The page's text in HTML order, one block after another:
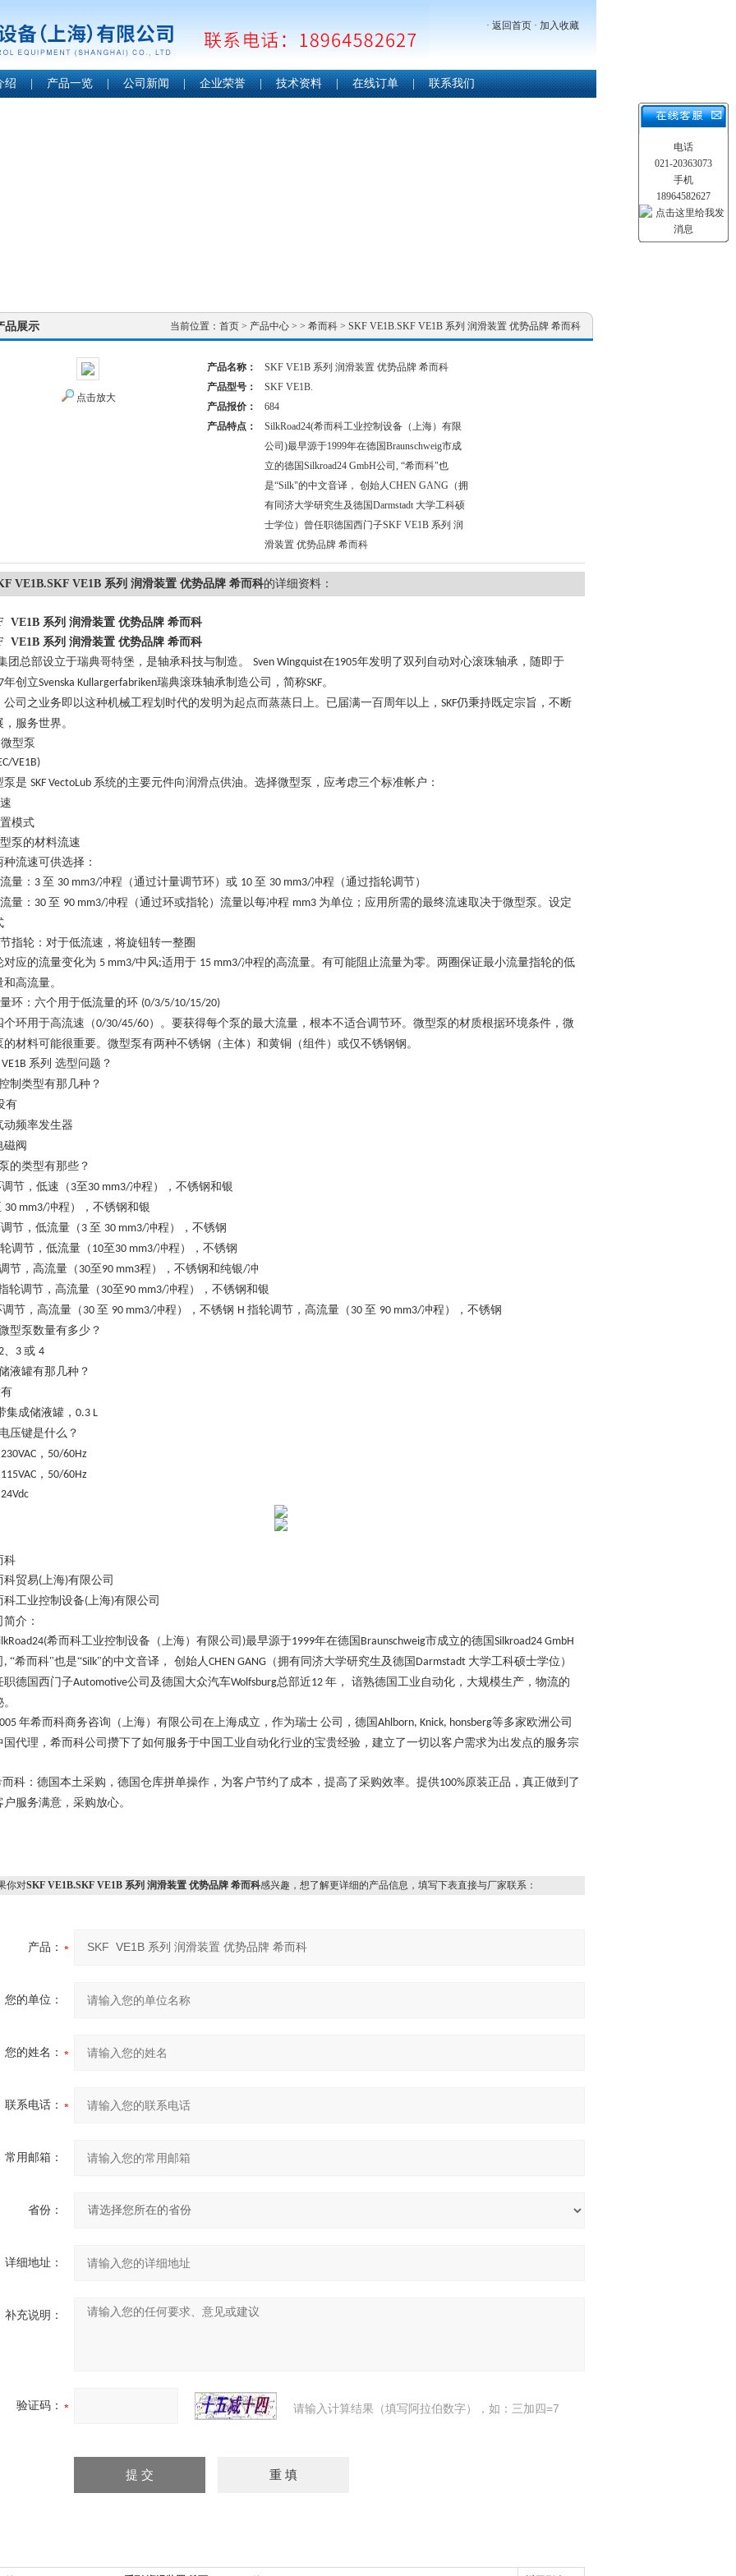
· 返回首页 · 加入收藏
绍 | 产品一览 | 公司新闻 | 企业荣誉 | 技术资料 | 在线订单 | 联系我们
品展示 当前位置： 首页 > 产品中心 > > 希而科 > SKF VE1B.SKF VE1B 系列 润滑装置 优势品牌 希而科
点击放大
产品名称：
SKF VE1B 系列 润滑装置 优势品牌 希而科
产品型号：
SKF VE1B.
产品报价：
684
产品特点：
SilkRoad24(希而科工业控制设备（上海）有限
公司)最早源于1999年在德国Braunschweig市成
立的德国Silkroad24 GmbH公司, “希而科"也
是“Silk"的中文音译， 创始人CHEN GANG（拥
有同济大学研究生及德国Darmstadt 大学工科硕
士学位）曾任职德国西门子SKF VE1B 系列 润
滑装置 优势品牌 希而科
VE1B.SKF VE1B 系列 润滑装置 优势品牌 希而科的详细资料：
VE1B 系列 润滑装置 优势品牌 希而科
VE1B 系列 润滑装置 优势品牌 希而科
团总部设立于瑞典哥特堡，是轴承科技与制造。 Sven Wingquist在1905年发明了双列自动对心滚珠轴承，随即于
年创立Svenska Kullargerfabriken瑞典滚珠轴承制造公司，简称SKF。
公司之业务即以这种机械工程划时代的发明为起点而蒸蒸日上。已届满一百周年以上， SKF仍秉持既定宗旨，不断
，服务世界。
微型泵
VE1B)
泵是 SKF VectoLub 系统的主要元件向润滑点供油。选择微型泵，应考虑三个标准帐户：
模式
泵的材料流速
种流速可供选择：
量： 3 至 30 mm3/冲程（通过计量调节环）或 10 至 30 mm3/冲程（通过指轮调节）
量： 30 至 90 mm3/冲程（通过环或指轮）流量以每冲程 mm3 为单位；应用所需的最终流速取决于微型泵。设定
指轮：对于低流速，将旋钮转一整圈
对应的流量变化为 5 mm3/中风;适用于 15 mm3/冲程的高流量。有可能阻止流量为零。两圈保证最小流量指轮的低
和高流量。
环：六个用于低流量的环 (0/3/5/10/15/20)
个环用于高流速（0/30/45/60）。要获得每个泵的最大流量，根本不适合调节环。微型泵的材质根据环境条件，微
的材料可能很重要。微型泵有两种不锈钢（主体）和黄铜（组件）或仅不锈钢钢。
系列 选型问题？
制类型有那几种？
有
动频率发生器
磁阀
的类型有那些？
节，低速（ 3至 30 mm3/冲程），不锈钢和银
30 mm3/冲程），不锈钢和银
节，低流量（ 3 至 30 mm3/冲程），不锈钢
调节，低流量（ 10至 30 mm3/冲程），不锈钢
节，高流量（ 30至 90 mm3程），不锈钢和纯银/冲
轮调节，高流量（ 30至 90 mm3/冲程），不锈钢和银
调节，高流量（ 30 至 90 mm3/冲程），不锈钢 H 指轮调节，高流量（ 30 至 90 mm3/冲程），不锈钢
型泵数量有多少？
、 3 或 4
液罐有那几种？
集成储液罐， 0.3 L
压键是什么？
， 50/60Hz
， 50/60Hz
科
科贸易(上海)有限公司
科工业控制设备(上海)有限公司
介：
希而科工业控制设备（上海）有限公司 )最早源于1999年在德国 Braunschweig市成立的德国 Silkroad24 GmbH
, “希而科"也是“Silk"的中文音译， 创始人CHEN GANG （拥有同济大学研究生及德国 Darmstadt 大学工科硕士学位）
职德国西门子Automotive公司及德国大众汽车Wolfsburg总部近12 年， 谙熟德国工业自动化，大规模生产，物流的
年希而科商务咨询（上海）有限公司在上海成立，作为瑞士 公司，德国 Ahlborn, Knick, honsberg等多家欧洲公司
国代理，希而科公司攒下了如何服务于中国工业自动化行业的宝贵经验，建立了一切以客户需求为出发点的服务宗
科：德国本土采购，德国仓库拼单操作，为客户节约了成本，提高了采购效率。提供100%原装正品，真正做到了
户服务满意，采购放心。
对SKF VE1B.SKF VE1B 系列 润滑装置 优势品牌 希而科感兴趣，想了解更详细的产品信息，填写下表直接与厂家联系：
产品：
您的单位：
您的姓名：
联系电话：
常用邮箱：
省份：
详细地址：
补充说明：
验证码： 请输入计算结果（填写阿拉伯数字），如：三加四=7
电话
021-20363073
手机
18964582627